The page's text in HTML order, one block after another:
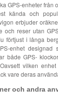
GPS-enheter från
kända och
erbjuder
och reser utan
förtjust i långa
enhet
både GPS-
vilken
vare deras
och andra